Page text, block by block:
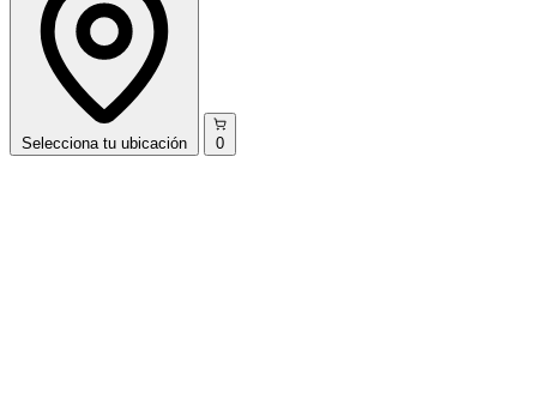
Selecciona tu ubicación 0